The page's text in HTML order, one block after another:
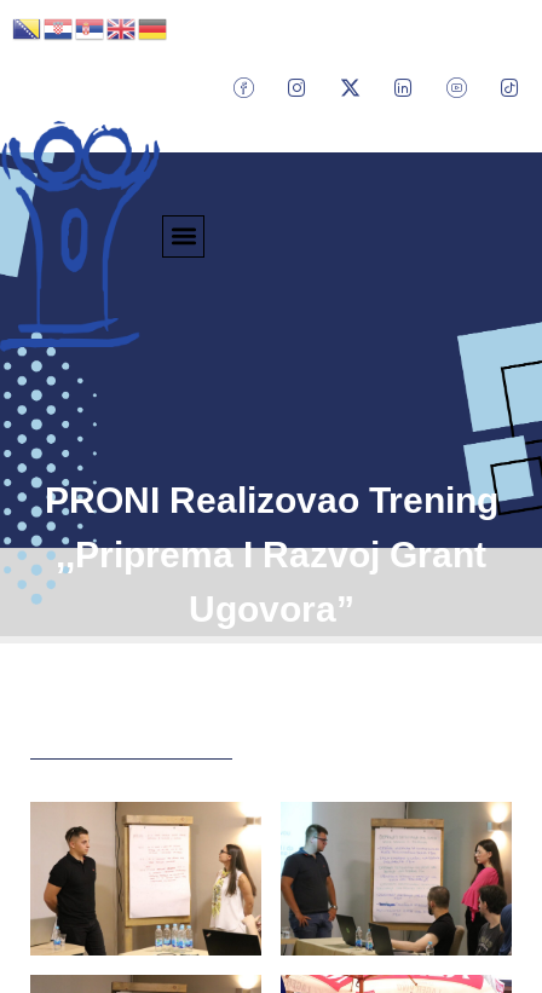
PRONI Realizovao Trening
,,Priprema I Razvoj Grant
Ugovora”